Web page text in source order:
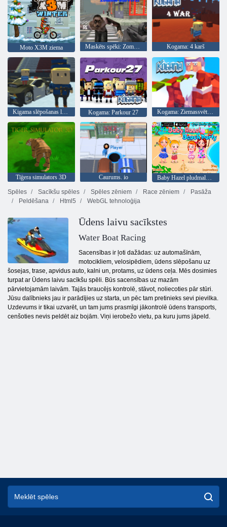
Moto X3M ziema Maskēts spēki: Zombie Survival Kogama: 4 karš
Kigama slēpošanas lekt! Kogama: Parkour 27 Kogama: Ziemassvētku parks
Tīģera simulators 3D Caurums. io
Baby Hazel pludmales ballīte
Spēles
Sacīkšu spēles Spēles zēniem Race zēniem
Pasāža
Peldēšana
Html5 WebGL tehnoloģija
Ūdens laivu sacīkstes
Water Boat Racing
Sacensības ir ļoti dažādas: uz automašīnām,
motocikliem, velosipēdiem, ūdens slēpošanu uz
šosejas, trase, apvidus auto, kalni un, protams, uz ūdens ceļa. Mēs dosimies
turpat ar Ūdens laivu sacīkšu spēli. Būs sacensības uz mazām
pārvietojamām laivām. Tajās braucējs kontrolē, stāvot, noliecoties pār stūri.
Jūsu dalībnieks jau ir parādījies uz starta, un pēc tam pretinieks sevi pievilka.
Uzdevums ir tikai uzvarēt, un tam jums prasmīgi jākontrolē ūdens transports,
cenšoties nevis peldēt aiz bojām. Viņi ierobežo vietu, pa kuru jums jāpeld.